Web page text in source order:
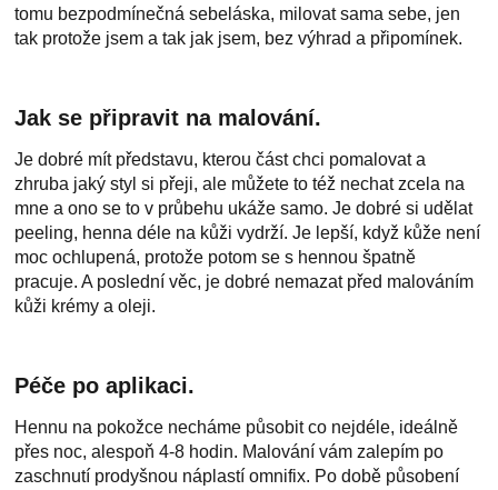
tomu bezpodmínečná sebeláska, milovat sama sebe, jen
tak protože jsem a tak jak jsem, bez výhrad a připomínek.
Jak se připravit na malování.
Je dobré mít představu, kterou část chci pomalovat a
zhruba jaký styl si přeji, ale můžete to též nechat zcela na
mne a ono se to v průbehu ukáže samo. Je dobré si udělat
peeling, henna déle na kůži vydrží. Je lepší, když kůže není
moc ochlupená, protože potom se s hennou špatně
pracuje. A poslední věc, je dobré nemazat před malováním
kůži krémy a oleji.
Péče po aplikaci.
Hennu na pokožce necháme působit co nejdéle, ideálně
přes noc, alespoň 4-8 hodin. Malování vám zalepím po
zaschnutí prodyšnou náplastí omnifix. Po době působení